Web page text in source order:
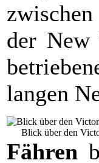
der New
langen
Blick über den
Fähren